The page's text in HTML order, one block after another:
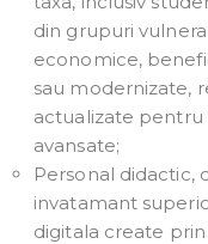
din grupuri
economice,
sau modernizate,
actualizate
avansate;
Personal didactic,
invatamant
digitala create